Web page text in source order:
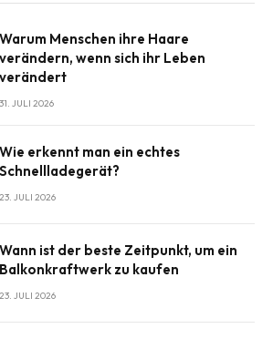
Warum Menschen ihre Haare
verändern, wenn sich ihr Leben
verändert
31. JULI 2026
Wie erkennt man ein echtes
Schnellladegerät?
23. JULI 2026
Wann ist der beste Zeitpunkt, um ein
Balkonkraftwerk zu kaufen
23. JULI 2026